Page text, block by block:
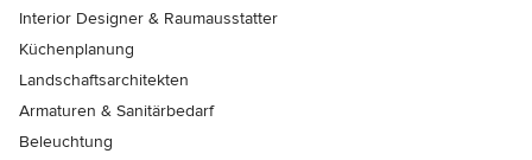
Interior Designer & Raumausstatter
Küchenplanung
Landschaftsarchitekten
Armaturen & Sanitärbedarf
Beleuchtung